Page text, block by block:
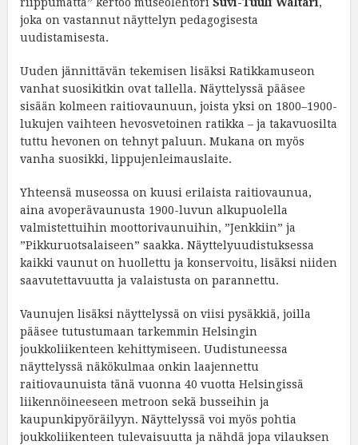
riippumatta” kertoo museolehtori Suvi-Tuuli Waltari,
joka on vastannut näyttelyn pedagogisesta
uudistamisesta.
Uuden jännittävän tekemisen lisäksi Ratikkamuseon
vanhat suosikitkin ovat tallella. Näyttelyssä pääsee
sisään kolmeen raitiovaunuun, joista yksi on 1800–1900-
lukujen vaihteen hevosvetoinen ratikka – ja takavuosilta
tuttu hevonen on tehnyt paluun. Mukana on myös
vanha suosikki, lippujenleimauslaite.
Yhteensä museossa on kuusi erilaista raitiovaunua,
aina avoperävaunusta 1900-luvun alkupuolella
valmistettuihin moottorivaunuihin, ”Jenkkiin” ja
”Pikkuruotsalaiseen” saakka. Näyttelyuudistuksessa
kaikki vaunut on huollettu ja konservoitu, lisäksi niiden
saavutettavuutta ja valaistusta on parannettu.
Vaunujen lisäksi näyttelyssä on viisi pysäkkiä, joilla
pääsee tutustumaan tarkemmin Helsingin
joukkoliikenteen kehittymiseen. Uudistuneessa
näyttelyssä näkökulmaa onkin laajennettu
raitiovaunuista tänä vuonna 40 vuotta Helsingissä
liikennöineeseen metroon sekä busseihin ja
kaupunkipyöräilyyn. Näyttelyssä voi myös pohtia
joukkoliikenteen tulevaisuutta ja nähdä jopa vilauksen